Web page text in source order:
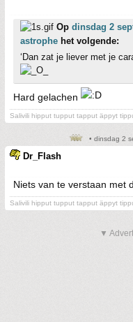
Op dinsdag 2
astrophe het volgende:
‘Dan zat je liever met je
Hard gelachen
Salivili hipput tupput tapput äppyt
• dinsdag 2
Dr_Flash
Niets van te verstaan met
Salivili hipput tupput tapput äppyt
▼